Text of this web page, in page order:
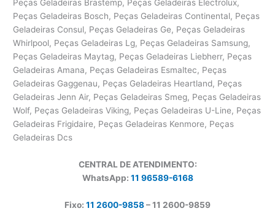
Peças Geladeiras Brastemp, Peças Geladeiras Electrolux,
Peças Geladeiras Bosch, Peças Geladeiras Continental, Peças
Geladeiras Consul, Peças Geladeiras Ge, Peças Geladeiras
Whirlpool, Peças Geladeiras Lg, Peças Geladeiras Samsung,
Peças Geladeiras Maytag, Peças Geladeiras Liebherr, Peças
Geladeiras Amana, Peças Geladeiras Esmaltec, Peças
Geladeiras Gaggenau, Peças Geladeiras Heartland, Peças
Geladeiras Jenn Air, Peças Geladeiras Smeg, Peças Geladeiras
Wolf, Peças Geladeiras Viking, Peças Geladeiras U-Line, Peças
Geladeiras Frigidaire, Peças Geladeiras Kenmore, Peças
Geladeiras Dcs
CENTRAL DE ATENDIMENTO:
WhatsApp: 11 96589-6168
Fixo: 11 2600-9858– 11 2600-9859